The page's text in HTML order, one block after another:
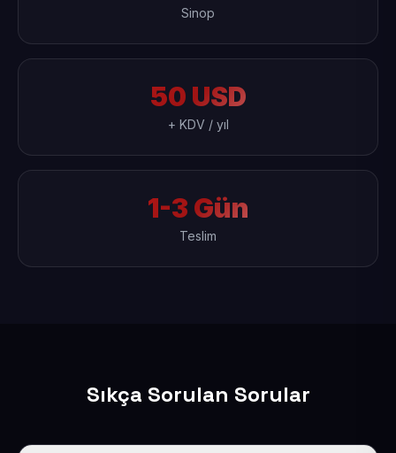
Sinop
50 USD
+ KDV / yıl
1-3 Gün
Teslim
Sıkça Sorulan Sorular